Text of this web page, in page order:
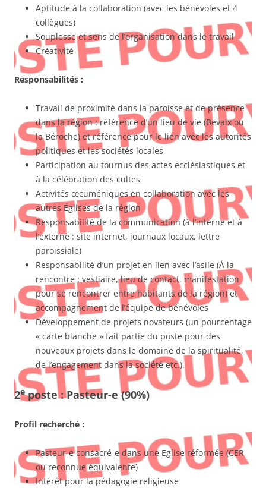
Aptitude à la collaboration (avec les bénévoles et 4
collègues)
Souplesse et sens de l’organisation dans le travail
Créativité
Responsabilités :
Travail de proximité dans la paroisse et de présence
dans la région : référence d’un lieu de vie (Bevaix ou
la Béroche) et référence pour le lien avec les autorités
politiques et les sociétés locales
Participation au tournus des actes ecclésiastiques et
à la célébration des cultes
Activités œcuméniques en collaboration avec les
autres Églises de la région
Responsabilité de la communication (à l’interne et à
l’externe : site internet, journaux locaux, lettre
paroissiale)
Responsabilité d’un projet en lien avec l’asile (À la
rencontre : vestiaire, lieu de contact, manifestation
pour se rencontrer entre habitants de la région) et
accompagnement de l’équipe de bénévoles
Développement de projets novateurs (un pourcentage
« carte blanche » fait partie du poste pour des
nouveaux projets dans le domaine de la spiritualité,
de l’engagement dans la société etc.).
2eposte : Pasteur-e (90%)
Profil recherché :
Pasteur-e consacré-e dans une Eglise réformée (CER
ou reconnue équivalente)
Intérêt pour la pédagogie religieuse